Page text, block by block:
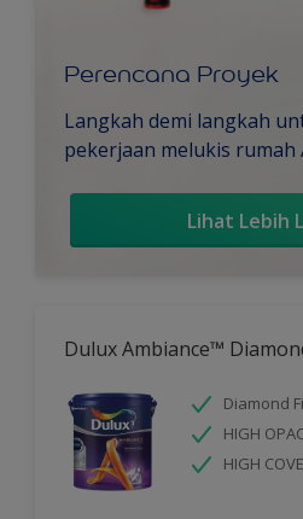
Perencana Proyek
Langkah demi langkah
pekerjaan melukis rumah
Lihat Lebih
Dulux Ambiance™
Diamond
HIGH
HIGH